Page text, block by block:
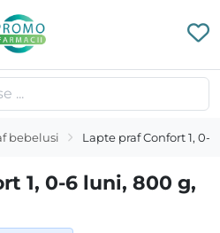
bebelusi Lapte praf Confort 1, 0-
1, 0-6 luni, 800 g,